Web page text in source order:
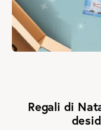
Regali di